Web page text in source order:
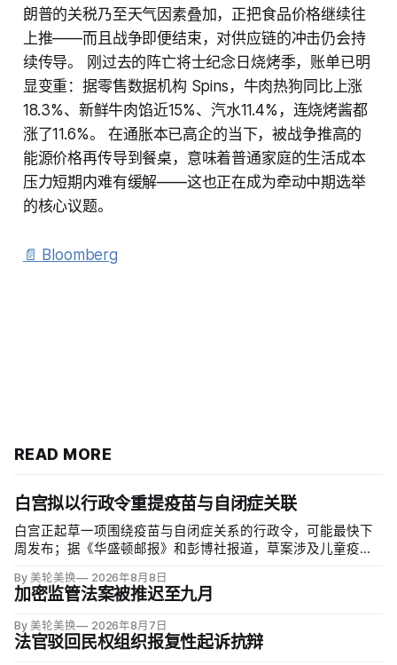
朗普的关税乃至天气因素叠加，正把食品价格继续往
上推——而且战争即便结束，对供应链的冲击仍会持
续传导。 刚过去的阵亡将士纪念日烧烤季，账单已明
显变重：据零售数据机构 Spins，牛肉热狗同比上涨
18.3%、新鲜牛肉馅近15%、汽水11.4%，连烧烤酱都
涨了11.6%。 在通胀本已高企的当下，被战争推高的
能源价格再传导到餐桌，意味着普通家庭的生活成本
压力短期内难有缓解——这也正在成为牵动中期选举
的核心议题。
📄 Bloomberg
READ MORE
白宫拟以行政令重提疫苗与自闭症关联
白宫正起草一项围绕疫苗与自闭症关系的行政令，可能最快下
周发布；据《华盛顿邮报》和彭博社报道，草案涉及儿童疫苗
项覆盖全球数百万儿童的高质量研究均未发现儿童疫苗导致自
闭症，相关说法源自一项后来撤稿的欺诈性研究，作者也被吊
销执照。
By 美轮美换 2026年8月8日
加密监管法案被推迟至九月
By 美轮美换 2026年8月7日
法官驳回民权组织报复性起诉抗辩